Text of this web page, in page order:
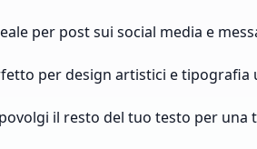
per post sui social media e
per design artistici e tipografia
il resto del tuo testo per una